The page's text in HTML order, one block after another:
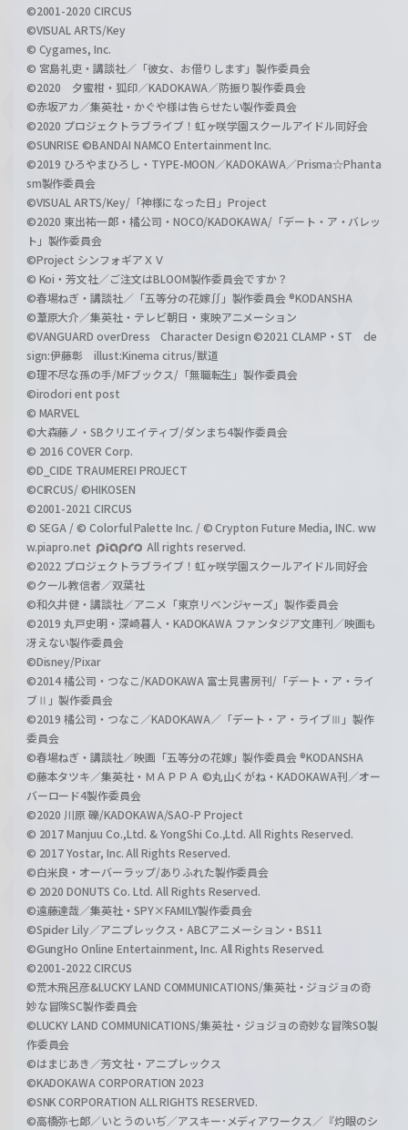
©2001-2020 CIRCUS
©VISUAL ARTS/Key
© Cygames, Inc.
© 宮島礼吏・講談社／「彼女、お借りします」製作委員会
©2020 夕蜜柑・狐印／KADOKAWA／防振り製作委員会
©赤坂アカ／集英社・かぐや様は告らせたい製作委員会
©2020 プロジェクトラブライブ！虹ヶ咲学園スクールアイドル同好会
©SUNRISE ©BANDAI NAMCO Entertainment Inc.
©2019 ひろやまひろし・TYPE-MOON／KADOKAWA／Prisma☆Phanta
sm製作委員会
©VISUAL ARTS/Key/「神様になった日」Project
©2020 東出祐一郎・橘公司・NOCO/KADOKAWA/「デート・ア・バレッ
ト」製作委員会
©Project シンフォギアＸＶ
© Koi・芳文社／ご注文はBLOOM製作委員会ですか？
©春場ねぎ・講談社／「五等分の花嫁∬」製作委員会 ®KODANSHA
©葦原大介／集英社・テレビ朝日・東映アニメーション
©VANGUARD overDress Character Design ©2021 CLAMP・ST de
sign:伊藤彰 illust:Kinema citrus/獣道
©理不尽な孫の手/MFブックス/「無職転生」製作委員会
©irodori ent post
© MARVEL
©大森藤ノ・SBクリエイティブ/ダンまち4製作委員会
© 2016 COVER Corp.
©D_CIDE TRAUMEREI PROJECT
©CIRCUS/ ©HIKOSEN
©2001-2021 CIRCUS
© SEGA / © Colorful Palette Inc. / © Crypton Future Media, INC. ww
w.piapro.net
All rights reserved.
©2022 プロジェクトラブライブ！虹ヶ咲学園スクールアイドル同好会
©クール教信者／双葉社
©和久井健・講談社／アニメ「東京リベンジャーズ」製作委員会
©2019 丸戸史明・深崎暮人・KADOKAWA ファンタジア文庫刊／映画も
冴えない製作委員会
©Disney/Pixar
©2014 橘公司・つなこ/KADOKAWA 富士見書房刊/「デート・ア・ライ
ブⅡ」製作委員会
©2019 橘公司・つなこ／KADOKAWA／「デート・ア・ライブⅢ」製作
委員会
©春場ねぎ・講談社／映画「五等分の花嫁」製作委員会 ®KODANSHA
©藤本タツキ／集英社・ＭＡＰＰＡ ©丸山くがね・KADOKAWA刊／オー
バーロード4製作委員会
©2020 川原 礫/KADOKAWA/SAO-P Project
© 2017 Manjuu Co.,Ltd. & YongShi Co.,Ltd. All Rights Reserved.
© 2017 Yostar, Inc. All Rights Reserved.
©白米良・オーバーラップ/ありふれた製作委員会
© 2020 DONUTS Co. Ltd. All Rights Reserved.
©遠藤達哉／集英社・SPY×FAMILY製作委員会
©Spider Lily／アニプレックス・ABCアニメーション・BS11
©GungHo Online Entertainment, Inc. All Rights Reserved.
©2001-2022 CIRCUS
©荒木飛呂彦&LUCKY LAND COMMUNICATIONS/集英社・ジョジョの奇
妙な冒険SC製作委員会
©LUCKY LAND COMMUNICATIONS/集英社・ジョジョの奇妙な冒険SO製
作委員会
©はまじあき／芳文社・アニプレックス
©KADOKAWA CORPORATION 2023
©SNK CORPORATION ALL RIGHTS RESERVED.
©高橋弥七郎／いとうのいぢ／アスキー･メディアワークス／『灼眼のシ